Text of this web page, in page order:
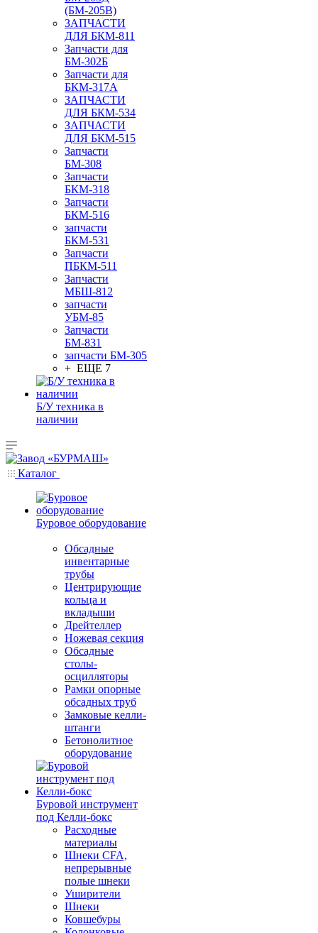
(БМ-205В)
ЗАПЧАСТИ
ДЛЯ БКМ-811
Запчасти для
БМ-302Б
Запчасти для
БКМ-317А
ЗАПЧАСТИ
ДЛЯ БКМ-534
ЗАПЧАСТИ
ДЛЯ БКМ-515
Запчасти
БМ-308
Запчасти
БКМ-318
Запчасти
БКМ-516
запчасти
БКМ-531
Запчасти
ПБКМ-511
Запчасти
МБШ-812
запчасти
УБМ-85
Запчасти
БМ-831
запчасти БМ-305
+ ЕЩЕ 7
Б/У техника в
наличии
Каталог
Буровое оборудование
Обсадные
инвентарные
трубы
Центрирующие
кольца и
вкладыши
Дрейтеллер
Ножевая секция
Обсадные
столы-
осцилляторы
Рамки опорные
обсадных труб
Замковые келли-
штанги
Бетонолитное
оборудование
Буровой инструмент
под Келли-бокс
Расходные
материалы
Шнеки CFA,
непрерывные
полые шнеки
Уширители
Шнеки
Ковшебуры